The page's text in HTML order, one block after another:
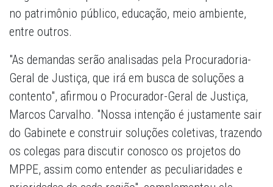
no patrimônio público, educação, meio ambiente,
entre outros.
"As demandas serão analisadas pela Procuradoria-
Geral de Justiça, que irá em busca de soluções a
contento", afirmou o Procurador-Geral de Justiça,
Marcos Carvalho. "Nossa intenção é justamente sair
do Gabinete e construir soluções coletivas, trazendo
os colegas para discutir conosco os projetos do
MPPE, assim como entender as peculiaridades e